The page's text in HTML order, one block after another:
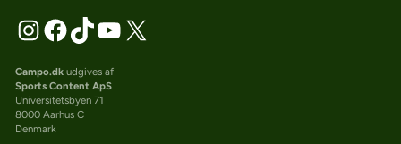
Campo.dkudgives af
Sports Content ApS
Universitetsbyen 71
8000 Aarhus C
Denmark